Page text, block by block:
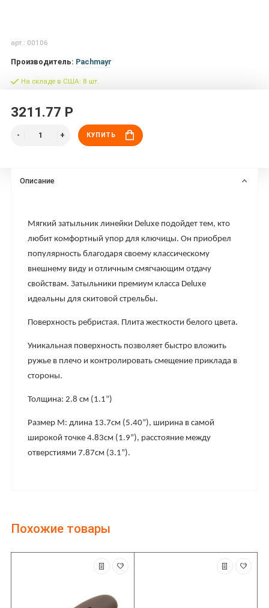
арт.: 00106
Производитель: Pachmayr
На складе в США: 8 шт.
3211.77 Р
КУПИТЬ
Описание
Мягкий затыльник линейки Deluxe подойдет тем, кто
любит комфортный упор для ключицы. Он приобрел
популярность благодаря своему классическому
внешнему виду и отличным смягчающим отдачу
свойствам. Затыльники премиум класса Deluxe
идеальны для скитовой стрельбы.
Поверхность ребристая. Плита жесткости белого цвета.
Уникальная поверхность позволяет быстро вложить
ружье в плечо и контролировать смещение приклада в
стороны.
Толщина: 2.8 см (1.1”)
Размер М: длина 13.7см (5.40”), ширина в самой
широкой точке 4.83см (1.9”), расстояние между
отверстиями 7.87см (3.1”).
Похожие товары